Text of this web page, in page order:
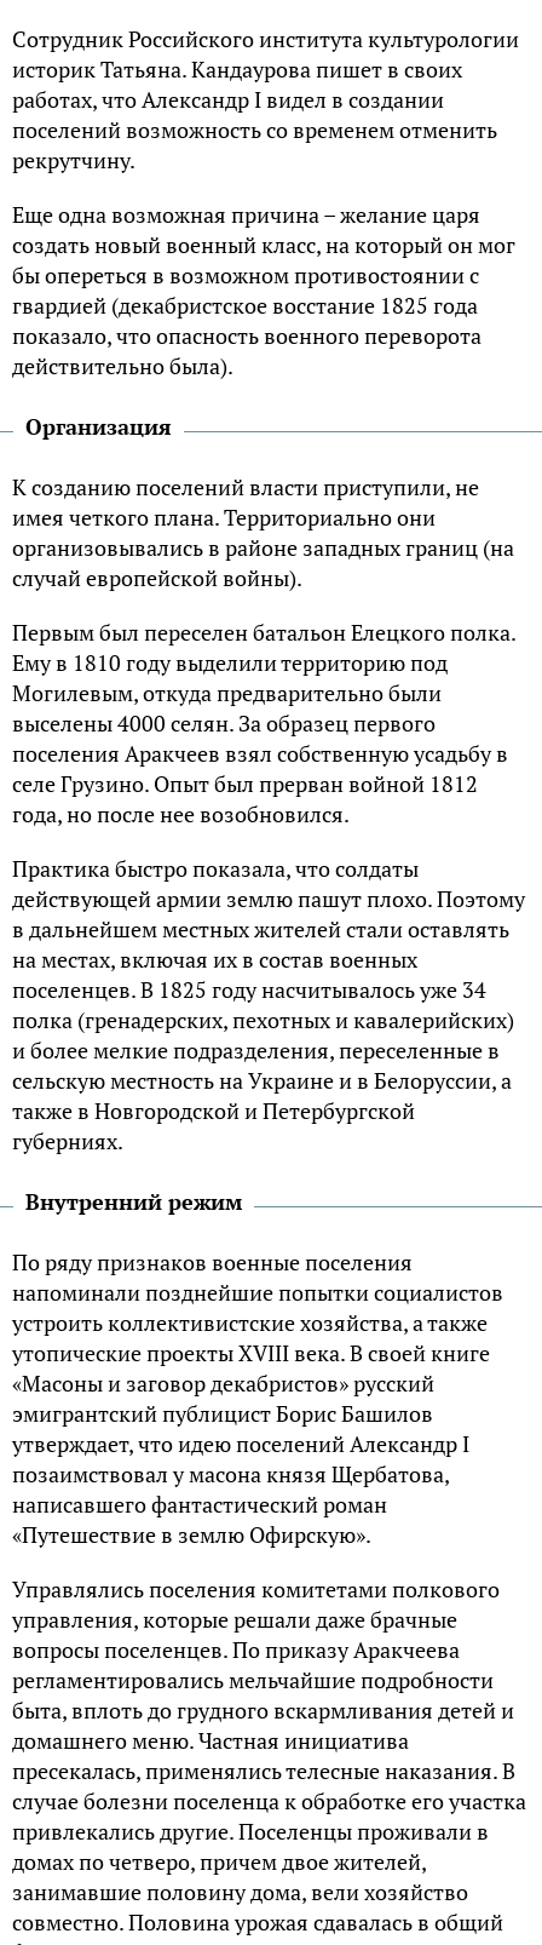
Сотрудник Российского института культурологии
историк Татьяна. Кандаурова пишет в своих
работах, что Александр I видел в создании
поселений возможность со временем отменить
рекрутчину.
Еще одна возможная причина – желание царя
создать новый военный класс, на который он мог
бы опереться в возможном противостоянии с
гвардией (декабристское восстание 1825 года
показало, что опасность военного переворота
действительно была).
Организация
К созданию поселений власти приступили, не
имея четкого плана. Территориально они
организовывались в районе западных границ (на
случай европейской войны).
Первым был переселен батальон Елецкого полка.
Ему в 1810 году выделили территорию под
Могилевым, откуда предварительно были
выселены 4000 селян. За образец первого
поселения Аракчеев взял собственную усадьбу в
селе Грузино. Опыт был прерван войной 1812
года, но после нее возобновился.
Практика быстро показала, что солдаты
действующей армии землю пашут плохо. Поэтому
в дальнейшем местных жителей стали оставлять
на местах, включая их в состав военных
поселенцев. В 1825 году насчитывалось уже 34
полка (гренадерских, пехотных и кавалерийских)
и более мелкие подразделения, переселенные в
сельскую местность на Украине и в Белоруссии, а
также в Новгородской и Петербургской
губерниях.
Внутренний режим
По ряду признаков военные поселения
напоминали позднейшие попытки социалистов
устроить коллективистские хозяйства, а также
утопические проекты XVIII века. В своей книге
«Масоны и заговор декабристов» русский
эмигрантский публицист Борис Башилов
утверждает, что идею поселений Александр I
позаимствовал у масона князя Щербатова,
написавшего фантастический роман
«Путешествие в землю Офирскую».
Управлялись поселения комитетами полкового
управления, которые решали даже брачные
вопросы поселенцев. По приказу Аракчеева
регламентировались мельчайшие подробности
быта, вплоть до грудного вскармливания детей и
домашнего меню. Частная инициатива
пресекалась, применялись телесные наказания. В
случае болезни поселенца к обработке его участка
привлекались другие. Поселенцы проживали в
домах по четверо, причем двое жителей,
занимавшие половину дома, вели хозяйство
совместно. Половина урожая сдавалась в общий